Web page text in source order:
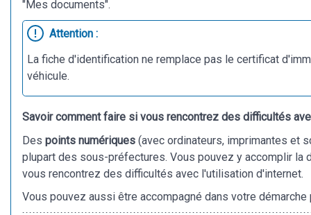
"Mes documents".
Attention :
La fiche d'identification ne remplace pas le certificat
véhicule.
Savoir comment faire si vous rencontrez des difficultés
Des points numériques (avec ordinateurs, imprimantes et
plupart des sous-préfectures. Vous pouvez y accomplir la
vous rencontrez des difficultés avec l'utilisation d'internet.
Vous pouvez aussi être accompagné dans votre démarche